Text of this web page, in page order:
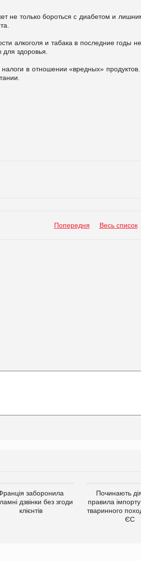
не только бороться с диабетом и
алкоголя и табака в последние годы
здоровья.
в отношении «вредных»
Попередня Весь список
заборонила
дзвінки без згоди
клієнтів
Починають
правила імпорту
тваринного
ЄС